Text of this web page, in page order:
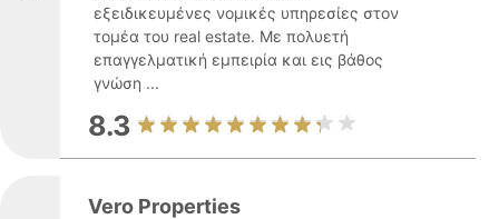
εξειδικευμένες νομικές υπηρεσίες στον
τομέα του real estate. Με πολυετή
επαγγελματική εμπειρία και εις βάθος
γνώση ...
8.3
Vero Properties